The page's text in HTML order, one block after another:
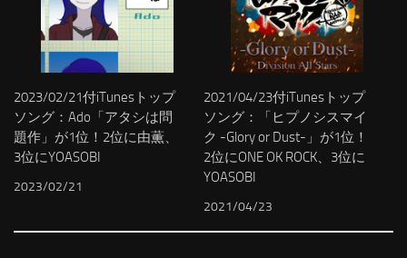
2023/02/21付iTunesトップ
ソング：Ado「アタシは問
題作」が1位！2位に由薫、
3位にYOASOBI
2023/02/21
2021/04/23付iTunesトップ
ソング：「ヒプノシスマイ
ク -Glory or Dust-」が1位！
2位にONE OK ROCK、3位に
YOASOBI
2021/04/23